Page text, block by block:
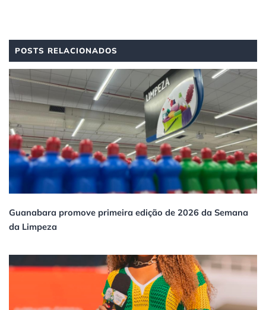
POSTS RELACIONADOS
Guanabara promove primeira edição de 2026 da Semana
da Limpeza